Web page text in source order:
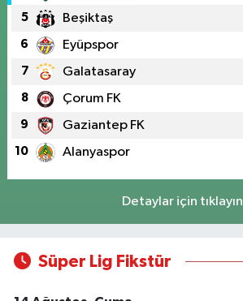
5 Beşiktaş
6 Eyüpspor
7 Galatasaray
8 Çorum FK
9 Gaziantep FK
10 Alanyaspor
Detaylar için tıklayın
Süper Lig Fikstür